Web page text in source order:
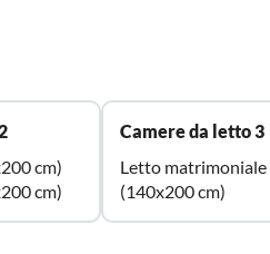
cm)
cm)
Camere da letto 3
Letto matrimoniale
(140x200 cm)